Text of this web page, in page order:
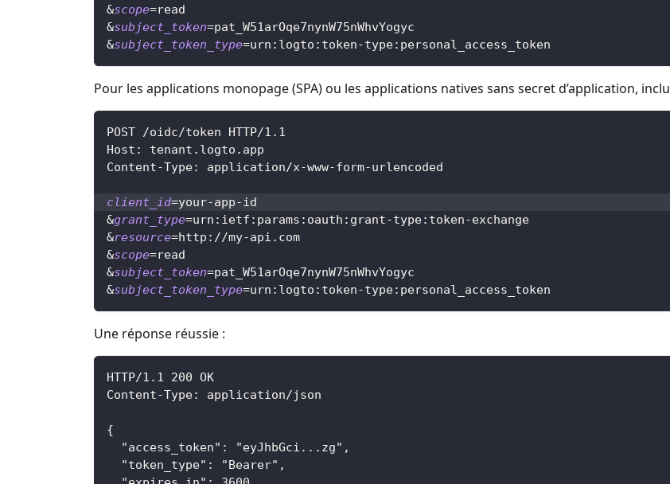
&scope=read
&subject_token=pat_W51arOqe7nynW75nWhvYogyc
&subject_token_type=urn:logto:token-type:personal_access_token
Pour les applications monopage (SPA) ou les applications natives sans secret d’application,
POST /oidc/token HTTP/1.1
Host: tenant.logto.app
Content-Type: application/x-www-form-urlencoded
client_id=your-app-id
&grant_type=urn:ietf:params:oauth:grant-type:token-exchange
&resource=http://my-api.com
&scope=read
&subject_token=pat_W51arOqe7nynW75nWhvYogyc
&subject_token_type=urn:logto:token-type:personal_access_token
Une réponse réussie :
HTTP/1.1 200 OK
Content-Type: application/json
{
  "access_token": "eyJhbGci...zg",
  "token_type": "Bearer",